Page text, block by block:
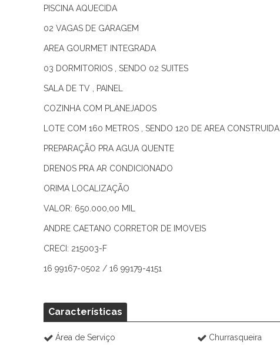
PISCINA AQUECIDA
02 VAGAS DE GARAGEM
AREA GOURMET INTEGRADA
03 DORMITORIOS , SENDO 02 SUITES
SALA DE TV , PAINEL
COZINHA COM PLANEJADOS
LOTE COM 160 METROS , SENDO 120 DE AREA CONSTRUIDA
PREPARAÇÃO PRA AGUA QUENTE
DRENOS PRA AR CONDICIONADO
ORIMA LOCALIZAÇÃO
VALOR: 650.000,00 MIL
ANDRE CAETANO CORRETOR DE IMOVEIS
CRECI: 215003-F
16 99167-0502 / 16 99179-4151
Características
Área de Serviço Churrasqueira